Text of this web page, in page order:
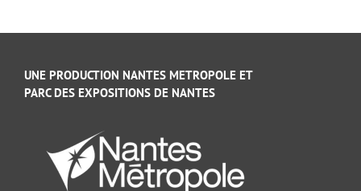
UNE PRODUCTION NANTES METROPOLE ET
PARC DES EXPOSITIONS DE NANTES